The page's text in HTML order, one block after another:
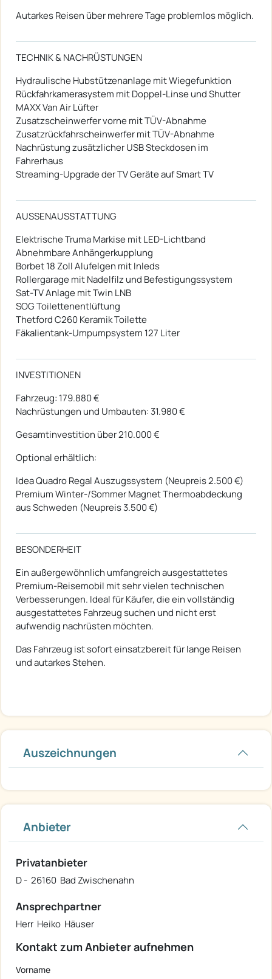
Autarkes Reisen über mehrere Tage problemlos möglich.
TECHNIK & NACHRÜSTUNGEN
Hydraulische Hubstützenanlage mit Wiegefunktion
Rückfahrkamerasystem mit Doppel-Linse und Shutter
MAXX Van Air Lüfter
Zusatzscheinwerfer vorne mit TÜV-Abnahme
Zusatzrückfahrscheinwerfer mit TÜV-Abnahme
Nachrüstung zusätzlicher USB Steckdosen im
Fahrerhaus
Streaming-Upgrade der TV Geräte auf Smart TV
AUSSENAUSSTATTUNG
Elektrische Truma Markise mit LED-Lichtband
Abnehmbare Anhängerkupplung
Borbet 18 Zoll Alufelgen mit Inleds
Rollergarage mit Nadelfilz und Befestigungssystem
Sat-TV Anlage mit Twin LNB
SOG Toilettenentlüftung
Thetford C260 Keramik Toilette
Fäkalientank-Umpumpsystem 127 Liter
INVESTITIONEN
Fahrzeug: 179.880 €
Nachrüstungen und Umbauten: 31.980 €
Gesamtinvestition über 210.000 €
Optional erhältlich:
Idea Quadro Regal Auszugssystem (Neupreis 2.500 €)
Premium Winter-/Sommer Magnet Thermoabdeckung
aus Schweden (Neupreis 3.500 €)
BESONDERHEIT
Ein außergewöhnlich umfangreich ausgestattetes
Premium-Reisemobil mit sehr vielen technischen
Verbesserungen. Ideal für Käufer, die ein vollständig
ausgestattetes Fahrzeug suchen und nicht erst
aufwendig nachrüsten möchten.
Das Fahrzeug ist sofort einsatzbereit für lange Reisen
und autarkes Stehen.
Auszeichnungen
Anbieter
Privatanbieter
D - 26160 Bad Zwischenahn
Ansprechpartner
Herr Heiko Häuser
Kontakt zum Anbieter aufnehmen
Vorname